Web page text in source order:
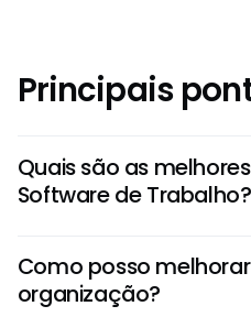
Principais
Quais são as
Software de Trabalho?
busca, seja específico
envolva-se em
Como posso
organização?